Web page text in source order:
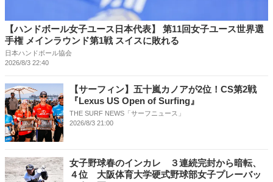
【ハンドボール女子ユース日本代表】 第11回女子ユース世界選
手権 メインラウンド第1戦 スイスに敗れる
日本ハンドボール協会
2026/8/3 22:40
【サーフィン】五十嵐カノアが2位！CS第2戦
『Lexus US Open of Surfing』
THE SURF NEWS「サーフニュース」
2026/8/3 21:00
女子野球春のインカレ ３連続完封から暗転、
４位 大阪体育大学硬式野球部女子プレーバッ